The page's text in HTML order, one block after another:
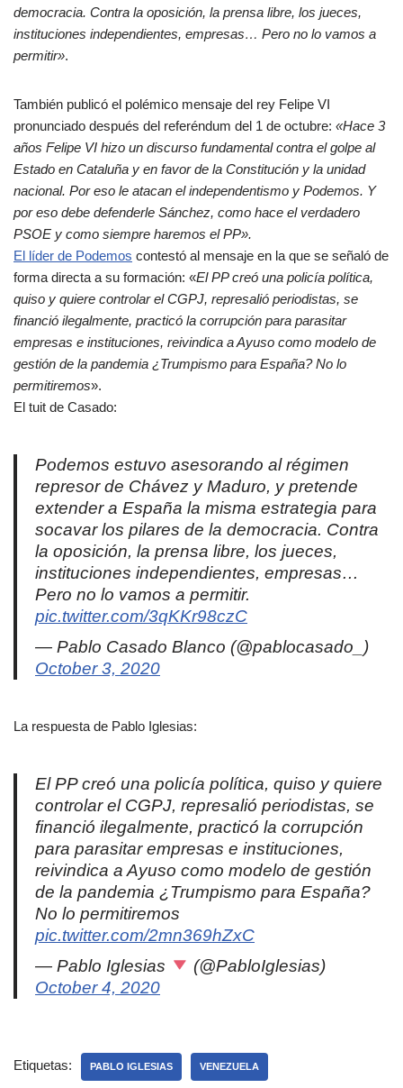
democracia. Contra la oposición, la prensa libre, los jueces,
instituciones independientes, empresas… Pero no lo vamos a
permitir».
También publicó el polémico mensaje del rey Felipe VI
pronunciado después del referéndum del 1 de octubre: «Hace 3
años Felipe VI hizo un discurso fundamental contra el golpe al
Estado en Cataluña y en favor de la Constitución y la unidad
nacional. Por eso le atacan el independentismo y Podemos. Y
por eso debe defenderle Sánchez, como hace el verdadero
PSOE y como siempre haremos el PP».
El líder de Podemos contestó al mensaje en la que se señaló de
forma directa a su formación: «El PP creó una policía política,
quiso y quiere controlar el CGPJ, represalió periodistas, se
financió ilegalmente, practicó la corrupción para parasitar
empresas e instituciones, reivindica a Ayuso como modelo de
gestión de la pandemia ¿Trumpismo para España? No lo
permitiremos».
El tuit de Casado:
Podemos estuvo asesorando al régimen
represor de Chávez y Maduro, y pretende
extender a España la misma estrategia para
socavar los pilares de la democracia. Contra
la oposición, la prensa libre, los jueces,
instituciones independientes, empresas…
Pero no lo vamos a permitir.
pic.twitter.com/3qKKr98czC
— Pablo Casado Blanco (@pablocasado_)
October 3, 2020
La respuesta de Pablo Iglesias:
El PP creó una policía política, quiso y quiere
controlar el CGPJ, represalió periodistas, se
financió ilegalmente, practicó la corrupción
para parasitar empresas e instituciones,
reivindica a Ayuso como modelo de gestión
de la pandemia ¿Trumpismo para España?
No lo permitiremos
pic.twitter.com/2mn369hZxC
— Pablo Iglesias
(@PabloIglesias)
October 4, 2020
Etiquetas: PABLO IGLESIAS VENEZUELA